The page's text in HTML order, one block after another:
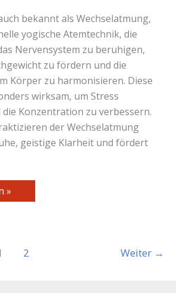
bekannt als Wechselatmung,
yogische Atemtechnik, die
Nervensystem zu beruhigen,
zu fördern und die
Körper zu harmonisieren. Diese
wirksam, um Stress
Konzentration zu verbessern.
der Wechselatmung
geistige Klarheit und fördert
»
2 Weiter →